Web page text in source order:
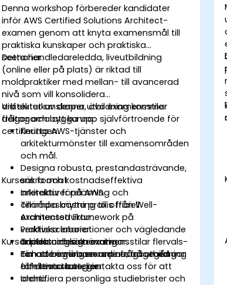
Denna workshop förbereder kandidater
inför AWS Certified Solutions Architect-
examen genom att knyta examensmål till
praktiska kunskaper och praktiska
scenarier.
Detta handledareledda, liveutbildning
(online eller på plats) är riktad till
moldpraktiker med mellan- till avancerad
nivå som vill konsolidera
arkitekturkunskaper, öva examensstilar
frågor och bygga upp självförtroende för
certifieringen.
Vid slutet av denna utbildning kommer
deltagarna att kunna:
Knutta AWS-tjänster och
arkitekturmönster till examensområden
och mål.
Designa robusta, prestandasträvande,
säkra och kostnadseffektiva
arkitekturer på AWS.
Tillämpa bästa praxis från Well-
Architected Framework på
verklivsscenarier.
Tackla och lösa examensstilar flervals-
och scenariobaserade frågor med
effektiva strategier.
Identifiera personliga studiebrister och
Kursens format
Interaktiv föreläsning och
områdesknytning till officiell
examensstruktur.
Praktiska laborationer och vägledande
arkitekturdesignövningar.
Timade övningsexamina, frågegångar
och teststrategier.
Kursanpassningsalternativ
För att begära en anpassad utbildning
för denna kurs, kontakta oss för att
ordna.